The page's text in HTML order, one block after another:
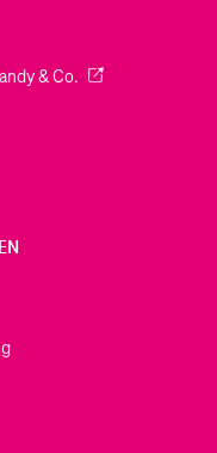
Tab geöffnet)
& Co. (Wird in einem